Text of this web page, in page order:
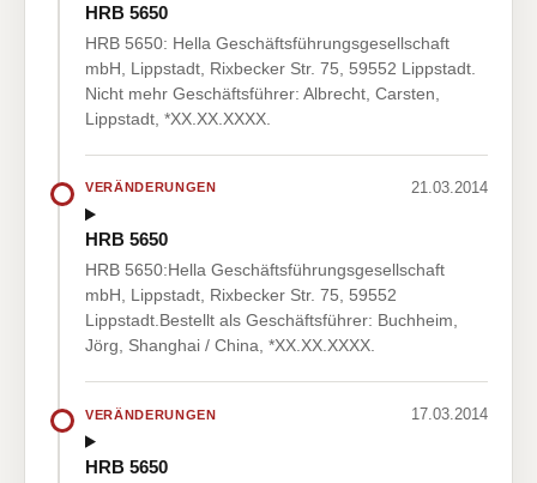
HRB 5650
HRB 5650: Hella Geschäftsführungsgesellschaft
mbH, Lippstadt, Rixbecker Str. 75, 59552 Lippstadt.
Nicht mehr Geschäftsführer: Albrecht, Carsten,
Lippstadt, *XX.XX.XXXX.
VERÄNDERUNGEN 21.03.2014
HRB 5650
HRB 5650:Hella Geschäftsführungsgesellschaft
mbH, Lippstadt, Rixbecker Str. 75, 59552
Lippstadt.Bestellt als Geschäftsführer: Buchheim,
Jörg, Shanghai / China, *XX.XX.XXXX.
VERÄNDERUNGEN 17.03.2014
HRB 5650